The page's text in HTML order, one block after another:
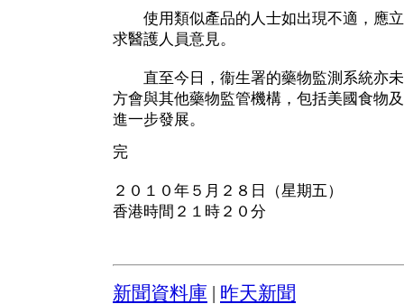
使用類似產品的人士如出現不適，應立
求醫護人員意見。
直至今日，衞生署的藥物監測系統亦未
方會與其他藥物監管機構，包括美國食物
進一步發展。
完
２０１０年５月２８日（星期五）
香港時間２１時２０分
新聞資料庫 昨天新聞